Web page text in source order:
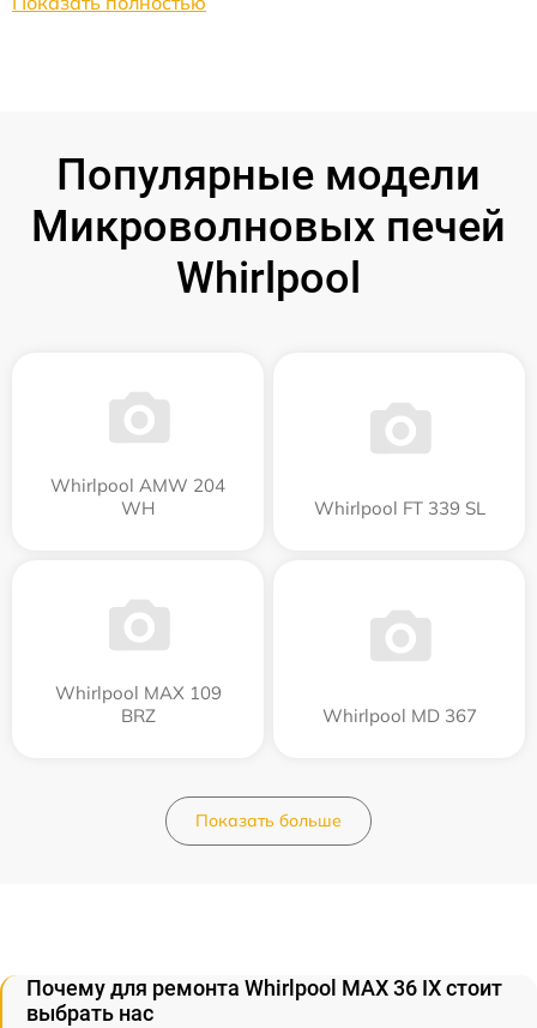
Популярные модели
Микроволновых печей
Whirlpool
Whirlpool AMW 204
WH
Whirlpool FT 339 SL
Whirlpool MAX 109
BRZ
Whirlpool MD 367
Показать больше
Почему для ремонта Whirlpool MAX 36 IX стоит
выбрать нас